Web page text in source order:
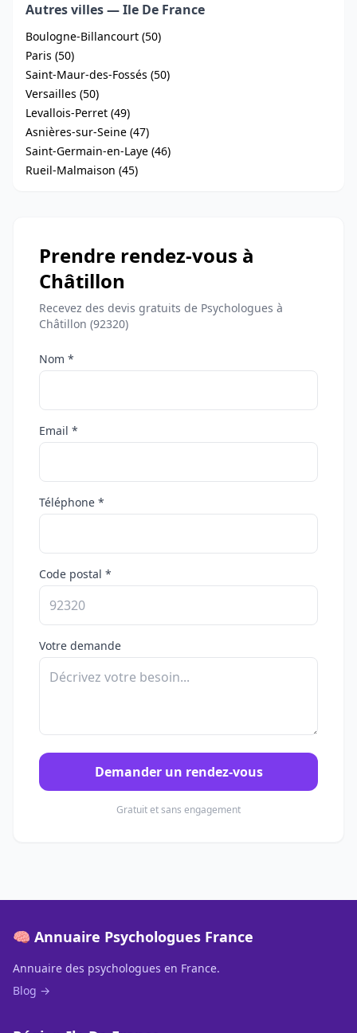
Autres villes — Ile De France
Boulogne-Billancourt (50)
Paris (50)
Saint-Maur-des-Fossés (50)
Versailles (50)
Levallois-Perret (49)
Asnières-sur-Seine (47)
Saint-Germain-en-Laye (46)
Rueil-Malmaison (45)
Prendre rendez-vous à
Châtillon
Recevez des devis gratuits de Psychologues à
Châtillon (92320)
Nom *
Email *
Téléphone *
Code postal *
Votre demande
Demander un rendez-vous
Gratuit et sans engagement
🧠 Annuaire Psychologues France
Annuaire des psychologues en France.
Blog →